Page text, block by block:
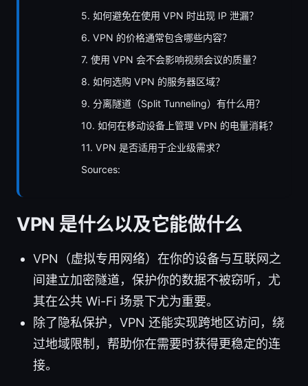
5. 如何避免在使用 VPN 时出现 IP 泄漏？
6. VPN 的价格通常包含哪些内容？
7. 使用 VPN 会不会影响视频会议的质量？
8. 如何选购 VPN 的服务器区域？
9. 分离隧道（Split Tunneling）有什么用？
10. 如何在移动设备上管理 VPN 的电量消耗？
11. VPN 是否适用于企业级需求？
Sources:
VPN 是什么以及它能做什么
VPN（虚拟专用网络）在你的设备与互联网之
间建立加密隧道，保护你的数据不被窃听，尤
其在公共 Wi-Fi 场景下尤为重要。
除了隐私保护，VPN 还能实现跨地区访问，绕
过地域限制，帮助你在需要时获得更稳定的连
接。